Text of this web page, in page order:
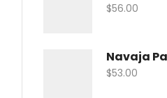
$56.00
$53.00